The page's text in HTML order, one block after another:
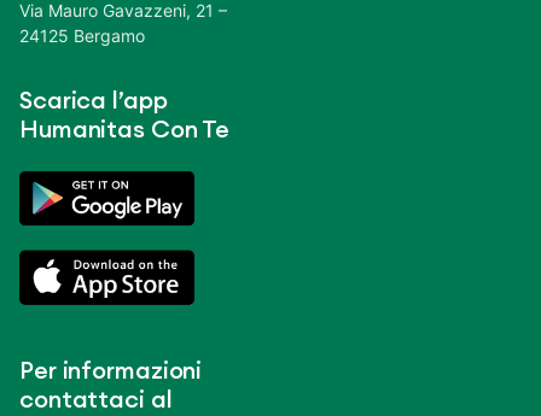
Via Mauro Gavazzeni, 21 –
24125 Bergamo
Scarica l’app
Humanitas Con Te
Per informazioni
contattaci al